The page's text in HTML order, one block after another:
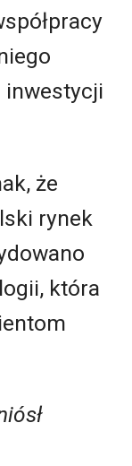
inwestycji
że
rynek
która